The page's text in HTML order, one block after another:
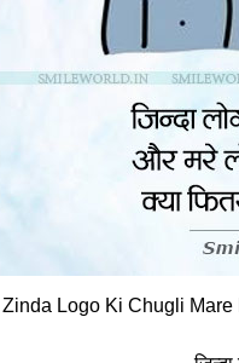
Zinda Logo Ki Chugli